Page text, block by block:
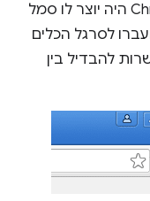
הכלים. אם לתוסף לא היה סמל, Chrome היה יוצר לו סמל
לסרגל הכלים
להבדיל בין